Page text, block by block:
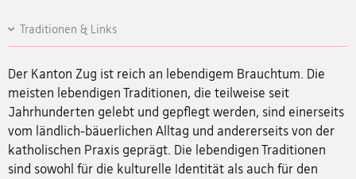
Traditionen & Links
Der Kanton Zug ist reich an lebendigem Brauchtum. Die
meisten lebendigen Traditionen, die teilweise seit
Jahrhunderten gelebt und gepflegt werden, sind einerseits
vom ländlich-bäuerlichen Alltag und andererseits von der
katholischen Praxis geprägt. Die lebendigen Traditionen
sind sowohl für die kulturelle Identität als auch für den